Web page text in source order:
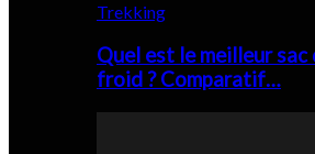
Trekking
Quel est le meilleur sac
froid ? Comparatif…